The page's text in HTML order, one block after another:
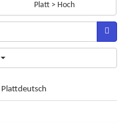
Platt > Hoch
Plattdeutsch